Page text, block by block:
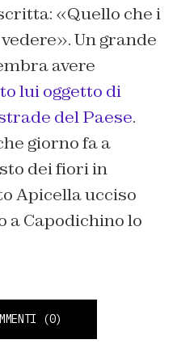
«Quello che i
Un grande
avere
lui oggetto di
del Paese.
giorno fa a
dei fiori in
Apicella ucciso
a Capodichino lo
(0)